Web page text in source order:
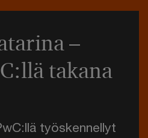
–
takana
työskennellyt